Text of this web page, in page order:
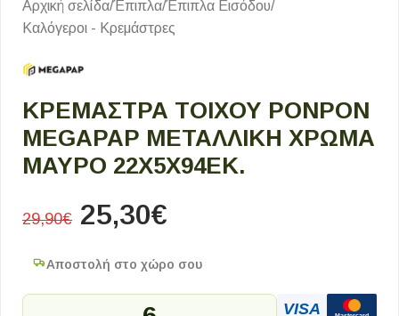
Αρχική σελίδα/Έπιπλα/Έπιπλα Εισόδου/
Καλόγεροι - Κρεμάστρες
ΚΡΕΜΆΣΤΡΑ ΤΟΊΧΟΥ PONPON
MEGAPAP ΜΕΤΑΛΛΙΚΉ ΧΡΏΜΑ
ΜΑΎΡΟ 22X5X94ΕΚ.
29,90€ 25,30€
Αποστολή στο χώρο σου
VISA